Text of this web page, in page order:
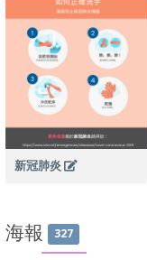
新冠肺炎
海報 327